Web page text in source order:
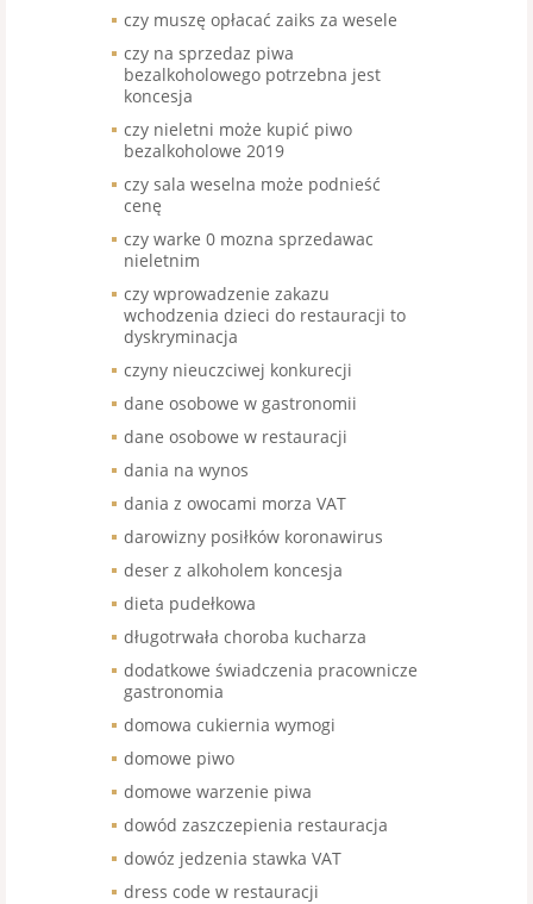
czy muszę opłacać zaiks za wesele
czy na sprzedaz piwa
bezalkoholowego potrzebna jest
koncesja
czy nieletni może kupić piwo
bezalkoholowe 2019
czy sala weselna może podnieść
cenę
czy warke 0 mozna sprzedawac
nieletnim
czy wprowadzenie zakazu
wchodzenia dzieci do restauracji to
dyskryminacja
czyny nieuczciwej konkurecji
dane osobowe w gastronomii
dane osobowe w restauracji
dania na wynos
dania z owocami morza VAT
darowizny posiłków koronawirus
deser z alkoholem koncesja
dieta pudełkowa
długotrwała choroba kucharza
dodatkowe świadczenia pracownicze
gastronomia
domowa cukiernia wymogi
domowe piwo
domowe warzenie piwa
dowód zaszczepienia restauracja
dowóz jedzenia stawka VAT
dress code w restauracji